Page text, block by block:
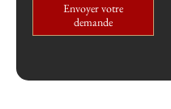
Envoyer votre
demande